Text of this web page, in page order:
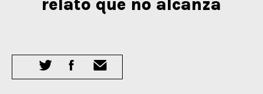
relato que no alcanza